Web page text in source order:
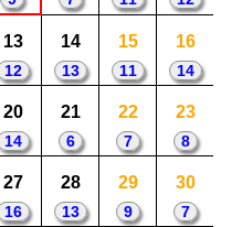
13
12
14
13
15
11
16
14
20
14
21
6
22
7
23
8
27
16
28
13
29
9
30
7